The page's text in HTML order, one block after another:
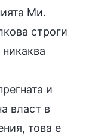
Ми.
строги
и
власт в
това е